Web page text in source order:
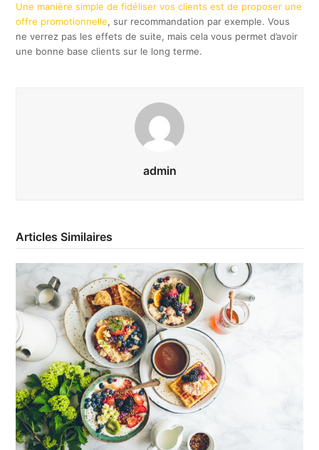
Une manière simple de fidéliser vos clients est de proposer une
offre promotionnelle, sur recommandation par exemple. Vous
ne verrez pas les effets de suite, mais cela vous permet d’avoir
une bonne base clients sur le long terme.
admin
Articles Similaires